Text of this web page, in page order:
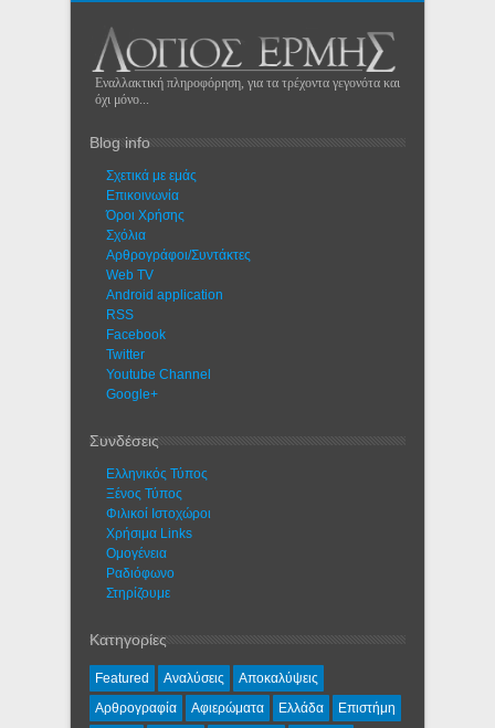
Εναλλακτική πληροφόρηση, για τα τρέχοντα γεγονότα και
όχι μόνο...
Blog info
Σχετικά με εμάς
Eπικοινωνία
Όροι Χρήσης
Σχόλια
Αρθρογράφοι/Συντάκτες
Web TV
Android application
RSS
Facebook
Twitter
Youtube Channel
Google+
Συνδέσεις
Ελληνικός Τύπος
Ξένος Τύπος
Φιλικοί Ιστοχώροι
Χρήσιμα Links
Ομογένεια
Ραδιόφωνο
Στηρίζουμε
Κατηγορίες
Featured Αναλύσεις
Αποκαλύψεις
Αρθρογραφία
Αφιερώματα Ελλάδα Επιστήμη